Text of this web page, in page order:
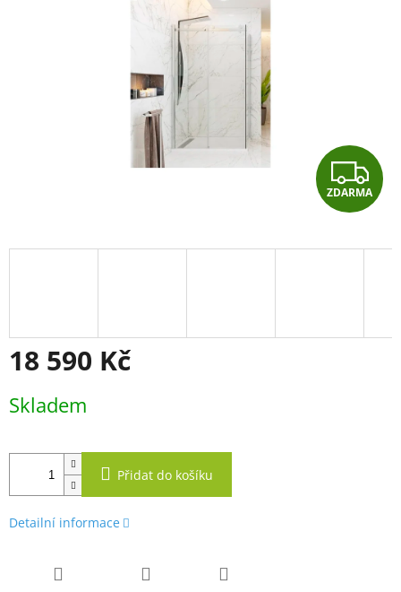
Z
D
A
ZDARMA
18 590 Kč
cena:
Skladem
Přidat do košíku
Detailní informace